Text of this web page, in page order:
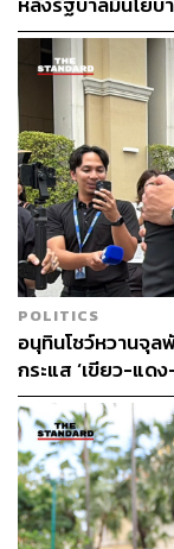
ศุภชัยกล่าวเพิ่มเ
ดำเนินการตามข้
การกระทำดังกล่า
ระหว่างพรรคก้าว
อาจเป็นปฏิปักษ์ต่
พระมหากษัตริย์ท
ได้เคยวินิจฉัยว่าเ
จำเป็นต้องมีเจตน
หายร้ายแรงขึ้นจริ
“กรณีเป็นความปร
ขอท่านได้โปรดยื่น
ต่อไป” ศุภชัยกล่าว
ย้อนปมก้าวไกล
POLITICS
อนุทินโชว์หวานจุ
กระแส ‘เขียว-แด